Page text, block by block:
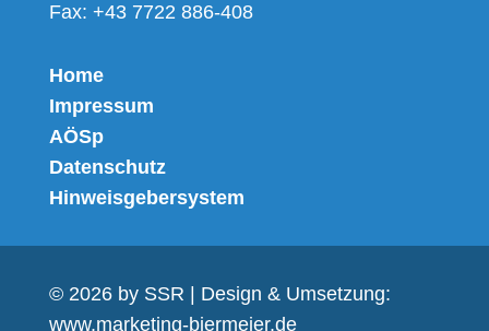
Fax: +43 7722 886-408
Home
Impressum
AÖSp
Datenschutz
Hinweisgebersystem
© 2026 by SSR | Design & Umsetzung:
www.marketing-biermeier.de